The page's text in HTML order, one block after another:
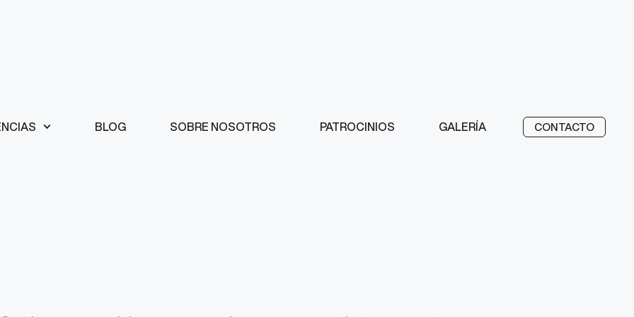
BLOG SOBRE NOSOTROS PATROCINIOS GALERÍA CONTACTO